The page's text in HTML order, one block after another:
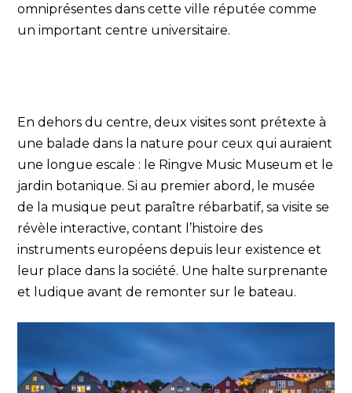
omniprésentes dans cette ville réputée comme
un important centre universitaire.
En dehors du centre, deux visites sont prétexte à
une balade dans la nature pour ceux qui auraient
une longue escale : le Ringve Music Museum et le
jardin botanique. Si au premier abord, le musée
de la musique peut paraître rébarbatif, sa visite se
révèle interactive, contant l’histoire des
instruments européens depuis leur existence et
leur place dans la société. Une halte surprenante
et ludique avant de remonter sur le bateau.